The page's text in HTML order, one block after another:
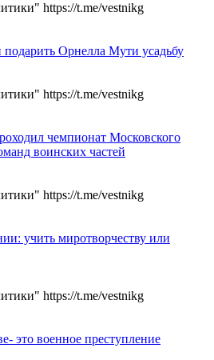
https://t.me/vestnikg
подарить Орнелла Мути усадьбу
https://t.me/vestnikg
чемпионат Московского
воинских частей
https://t.me/vestnikg
учить миротворчеству или
https://t.me/vestnikg
это военное преступление